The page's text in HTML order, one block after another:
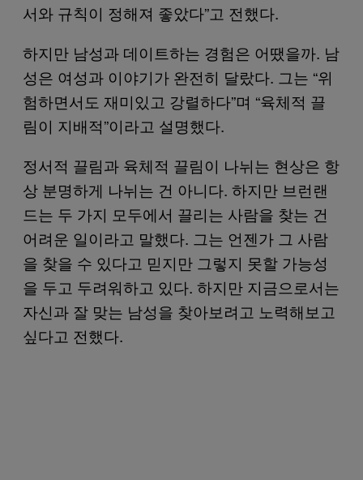
서와 규칙이 정해져 좋았다”고 전했다.
하지만 남성과 데이트하는 경험은 어땠을까. 남
성은 여성과 이야기가 완전히 달랐다. 그는 “위
험하면서도 재미있고 강렬하다”며 “육체적 끌
림이 지배적”이라고 설명했다.
정서적 끌림과 육체적 끌림이 나뉘는 현상은 항
상 분명하게 나뉘는 건 아니다. 하지만 브런랜
드는 두 가지 모두에서 끌리는 사람을 찾는 건
어려운 일이라고 말했다. 그는 언젠가 그 사람
을 찾을 수 있다고 믿지만 그렇지 못할 가능성
을 두고 두려워하고 있다. 하지만 지금으로서는
자신과 잘 맞는 남성을 찾아보려고 노력해보고
싶다고 전했다.